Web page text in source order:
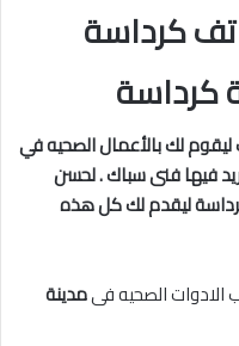
كرداسة
كرداسة
لك بالأعمال الصحيه في
فيها فنى سباك . لحسن
ليقدم لك كل هذه
الصحيه فىمدينة